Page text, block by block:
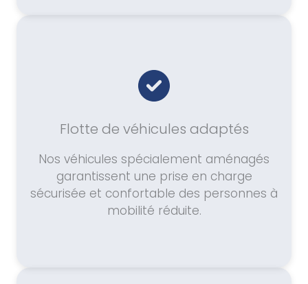
Flotte de véhicules adaptés
Nos véhicules spécialement aménagés
garantissent une prise en charge
sécurisée et confortable des personnes à
mobilité réduite.